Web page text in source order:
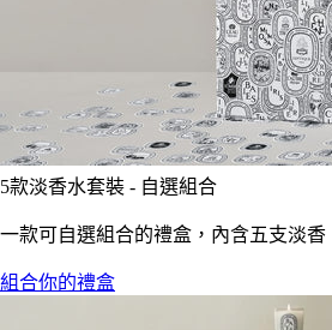
5款淡香水套裝 - 自選組合
一款可自選組合的禮盒，內含五支淡香
組合你的禮盒